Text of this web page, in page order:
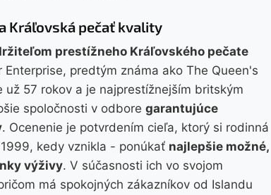
Kráľovská pečať kvality
prestížneho Kráľovského pečate
predtým známa ako The Queen's
už 57 rokov a je najprestížnejším britským
spoločnosti v odbore garantujúce
. Ocenenie je potvrdením cieľa, ktorý si rodinná
kedy vznikla - ponúkať najlepšie možné,
výživy. V súčasnosti ich vo svojom
má spokojných zákazníkov od Islandu